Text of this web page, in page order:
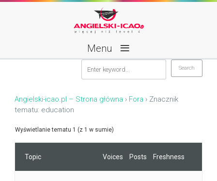
Menu ≡
Angielski-icao.pl – Strona główna › Fora › Znacznik
tematu: education
Wyświetlanie tematu 1 (z 1 w sumie)
Topic Voices Posts Freshness